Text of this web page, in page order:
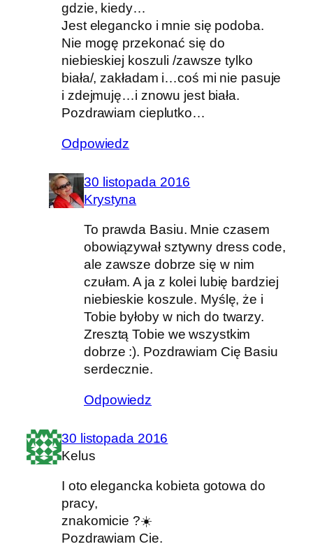
gdzie, kiedy…
Jest elegancko i mnie się podoba.
Nie mogę przekonać się do
niebieskiej koszuli /zawsze tylko
biała/, zakładam i…coś mi nie pasuje
i zdejmuję…i znowu jest biała.
Pozdrawiam cieplutko…
Odpowiedz
30 listopada 2016
Krystyna
To prawda Basiu. Mnie czasem
obowiązywał sztywny dress code,
ale zawsze dobrze się w nim
czułam. A ja z kolei lubię bardziej
niebieskie koszule. Myślę, że i
Tobie byłoby w nich do twarzy.
Zresztą Tobie we wszystkim
dobrze :). Pozdrawiam Cię Basiu
serdecznie.
Odpowiedz
30 listopada 2016
Kelus
I oto elegancka kobieta gotowa do
pracy,
znakomicie ?☀️
Pozdrawiam Cie.